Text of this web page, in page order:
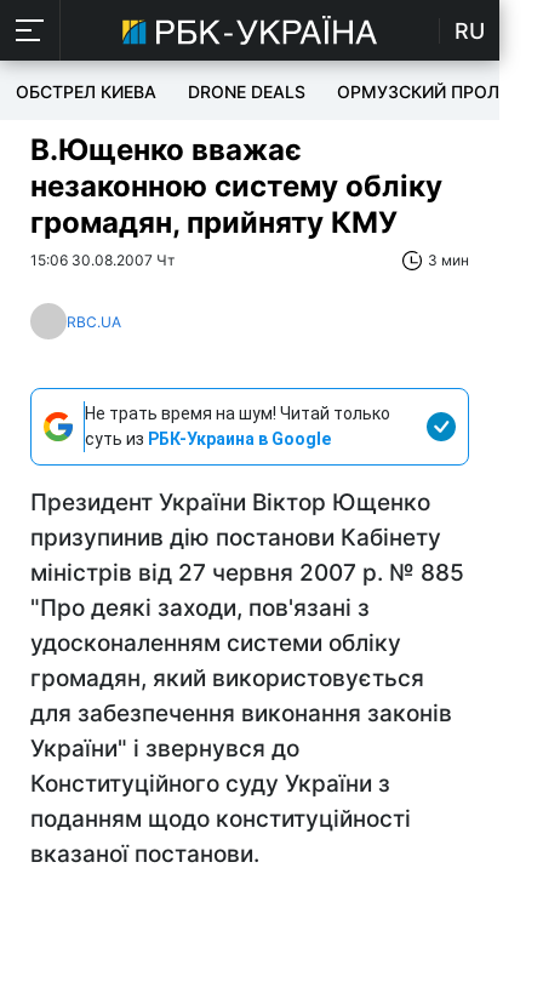
RU
ОБСТРЕЛ КИЕВА DRONE DEALS ОРМУЗСКИЙ ПРОЛИВ
В.Ющенко вважає
незаконною систему обліку
громадян, прийняту КМУ
15:06 30.08.2007 Чт 3 мин
RBC.UA
Не трать время на шум! Читай только
суть из РБК-Украина в Google
Президент України Віктор Ющенко
призупинив дію постанови Кабінету
міністрів від 27 червня 2007 р. № 885
"Про деякі заходи, пов'язані з
удосконаленням системи обліку
громадян, який використовується
для забезпечення виконання законів
України" і звернувся до
Конституційного суду України з
поданням щодо конституційності
вказаної постанови.